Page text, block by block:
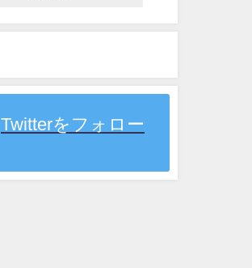
Twitterをフォロー